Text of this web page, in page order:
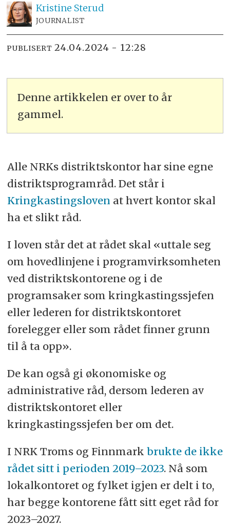
Kristine Sterud
JOURNALIST
PUBLISERT 24.04.2024 - 12:28
Denne artikkelen er over to år
gammel.
Alle NRKs distriktskontor har sine egne
distriktsprogramråd. Det står i
Kringkastingsloven at hvert kontor skal
ha et slikt råd.
I loven står det at rådet skal «uttale seg
om hovedlinjene i programvirksomheten
ved distriktskontorene og i de
programsaker som kringkastingssjefen
eller lederen for distriktskontoret
forelegger eller som rådet finner grunn
til å ta opp».
De kan også gi økonomiske og
administrative råd, dersom lederen av
distriktskontoret eller
kringkastingssjefen ber om det.
I NRK Troms og Finnmark brukte de ikke
rådet sitt i perioden 2019–2023. Nå som
lokalkontoret og fylket igjen er delt i to,
har begge kontorene fått sitt eget råd for
2023–2027.